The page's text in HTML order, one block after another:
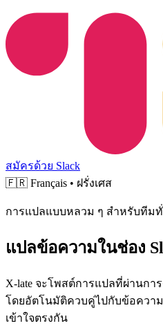
สมัครด้วย Slack
🇫🇷 Français • ฝรั่งเศส
การแปลแบบหลวม ๆ สำหรับทีม
แปลข้อความในช่อง
X-late จะโพสต์การแปลที่ผ่านกา
โดยอัตโนมัติควบคู่ไปกับข้อควา
เข้าใจตรงกัน